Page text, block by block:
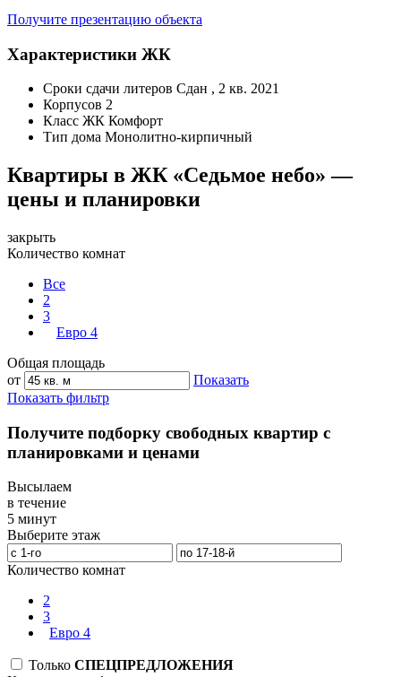
Получите презентацию объекта
Характеристики ЖК
Сроки сдачи литеров Сдан , 2 кв. 2021
Корпусов 2
Класс ЖК Комфорт
Тип дома Монолитно-кирпичный
Квартиры в ЖК «Седьмое небо» —
цены и планировки
закрыть
Количество комнат
Все
2
3
Евро 4
Общая площадь
от
Показать
Показать фильтр
Получите подборку свободных квартир с
планировками и ценами
Высылаем
в течение
5 минут
Выберите этаж
Количество комнат
2
3
Евро 4
Только СПЕЦПРЕДЛОЖЕНИЯ